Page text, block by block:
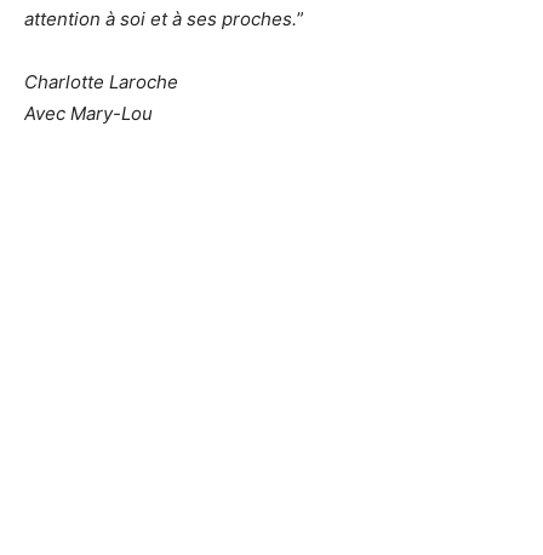
attention à soi et à ses proches.”
Charlotte Laroche
Avec Mary-Lou